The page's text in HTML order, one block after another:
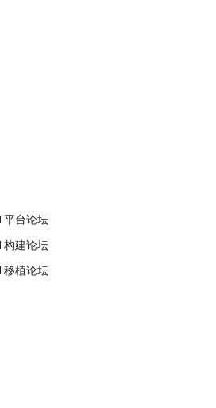
台论坛
建论坛
植论坛